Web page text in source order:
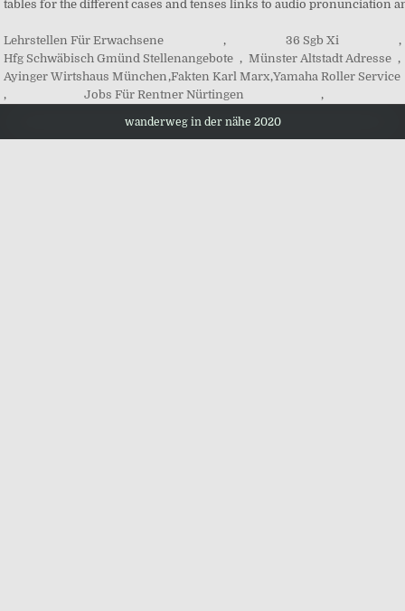
Lehrstellen Für Erwachsene , 36 Sgb Xi
,
Hfg Schwäbisch Gmünd Stellenangebote , Münster Altstadt Adresse ,
Ayinger Wirtshaus München ,Fakten Karl Marx,Yamaha Roller Service
,
Jobs Für Rentner Nürtingen ,
wanderweg in der nähe 2020